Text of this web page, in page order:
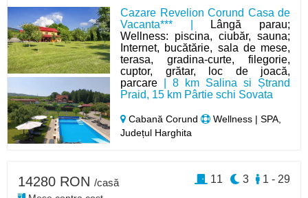
Cazare Revelion Corund Casa de
Vacanta*** |
Lângă parau;
Wellness: piscina, ciubăr, sauna;
Internet, bucătărie, sala de mese,
terasa, gradina-curte, filegorie,
cuptor, grătar, loc de joacă,
parcare | 8 km Salina si Ștrand
Praid, 15 km Pârtie schi Sovata
Cabană Corund
Wellness | SPA,
Județul Harghita
14280 RON /casă 1 - 29
3
11